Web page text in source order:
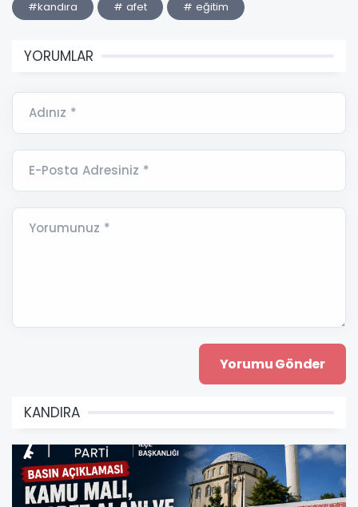
#kandıra # afet # eğitim
YORUMLAR
Adınız *
E-Posta Adresiniz *
Yorumunuz *
KANDIRA